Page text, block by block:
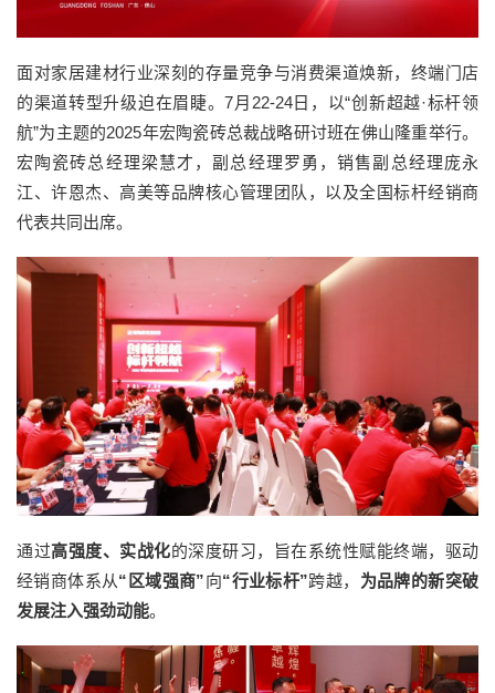
面对家居建材行业深刻的存量竞争与消费渠道焕新，终端门店
的渠道转型升级迫在眉睫。7月22-24日，以“创新超越·标杆领
航”为主题的2025年宏陶瓷砖总裁战略研讨班在佛山隆重举行。
宏陶瓷砖总经理梁慧才，副总经理罗勇，销售副总经理庞永
江、许恩杰、高美等品牌核心管理团队，以及全国标杆经销商
代表共同出席。
通过高强度、实战化的深度研习，旨在系统性赋能终端，驱动
经销商体系从“区域强商”向“行业标杆”跨越， 为品牌的新突破
发展注入强劲动能。